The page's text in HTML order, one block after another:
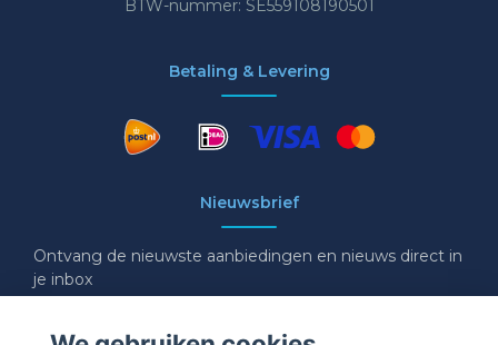
BTW-nummer: SE559108190501
Betaling & Levering
Nieuwsbrief
Ontvang de nieuwste aanbiedingen en nieuws direct in
je inbox
E-mail